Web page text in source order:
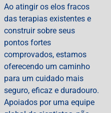
Ao atingir os elos fracos
das terapias existentes e
construir sobre seus
pontos fortes
comprovados, estamos
oferecendo um caminho
para um cuidado mais
seguro, eficaz e duradouro.
Apoiados por uma equipe